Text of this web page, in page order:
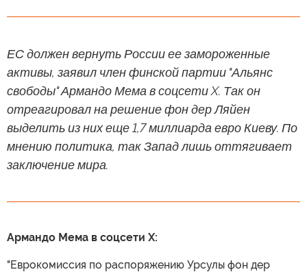
ЕС должен вернуть России ее замороженные
активы, заявил член финской партии "Альянс
свободы" Армандо Мема в соцсети X. Так он
отреагировал на решение фон дер Ляйен
выделить из них еще 1,7 миллиарда евро Киеву. По
мнению политика, так Запад лишь оттягивает
заключение мира.
Армандо Мема в соцсети X:
"Еврокомиссия по распоряжению Урсулы фон дер